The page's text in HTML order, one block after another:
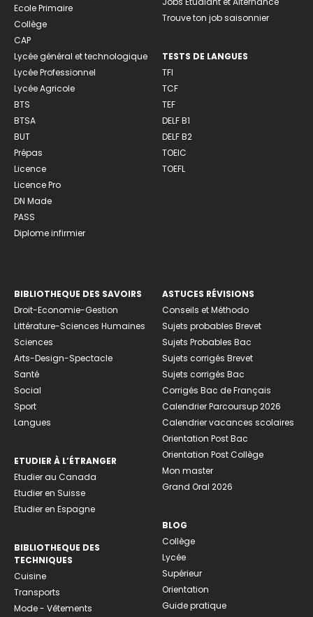
Ecole Primaire
Collège
CAP
Lycée général et technologique
Lycée Professionnel
Lycée Agricole
BTS
BTSA
BUT
Prépas
Licence
Licence Pro
DN Made
PASS
Diplome infirmier
Trouve ton job saisonnier
TESTS DE LANGUES
TFI
TCF
TEF
DELF B1
DELF B2
TOEIC
TOEFL
BIBLIOTHEQUE DES SAVOIRS
Droit-Economie-Gestion
Littérature-Sciences Humaines
Sciences
Arts-Design-Spectacle
Santé
Social
Sport
Langues
ETUDIER À L’ÉTRANGER
Etudier au Canada
Etudier en Suisse
Etudier en Espagne
BIBLIOTHEQUE DES
TECHNIQUES
Cuisine
Transports
Mode - Vêtements
ASTUCES RÉVISIONS
Conseils et Méthodo
Sujets probables Brevet
Sujets Probables Bac
Sujets corrigés Brevet
Sujets corrigés Bac
Corrigés Bac de Français
Calendrier Parcoursup 2026
Calendrier vacances scolaires
Orientation Post Bac
Orientation Post Collège
Mon master
Grand Oral 2026
BLOG
Collège
Lycée
Supérieur
Orientation
Guide pratique